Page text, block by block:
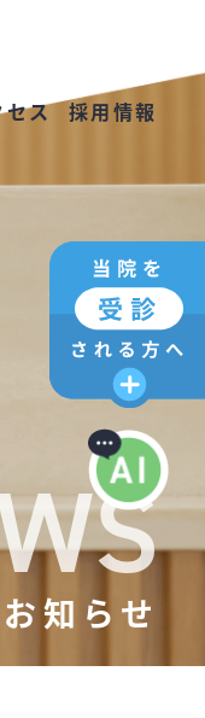
セス 採用情報
お知らせ